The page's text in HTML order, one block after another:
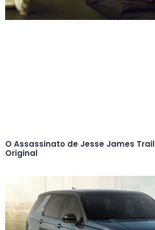
O Assassinato de Jesse James
Original